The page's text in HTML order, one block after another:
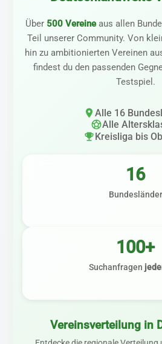
Über 500 Vereineaus allen
Teil unserer Community. Von
hin zu ambitionierten Vereinen
findest du den passenden
Testspiel.
location_on Alle 16
sports_soccerAlle
emoji_eventsKreisliga bis
16
Bundesländer
100+
Suchanfragen
Vereinsverteilung in